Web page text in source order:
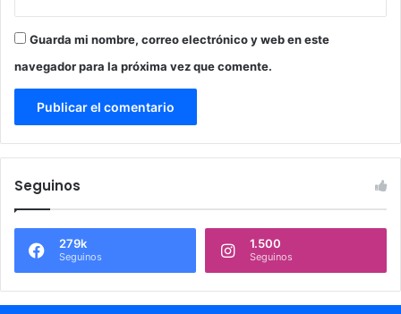
Guarda mi nombre, correo electrónico y web en este
navegador para la próxima vez que comente.
Seguinos
279k
Seguinos
1.500
Seguinos